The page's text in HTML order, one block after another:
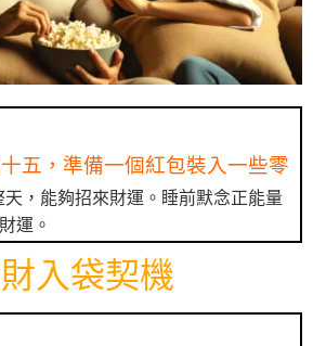
五，準備一個紅包裝入一些零
，能夠招來財運。睡前默念正能量
運。
入袋契機